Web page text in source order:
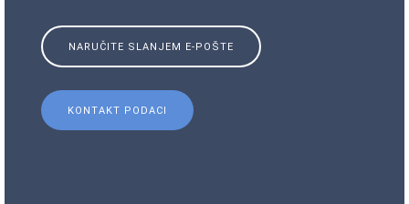
NARUČITE SLANJEM E-POŠTE
KONTAKT PODACI